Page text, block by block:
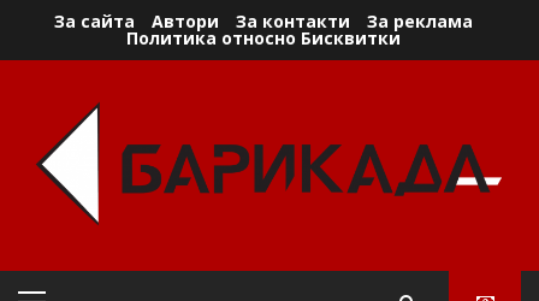
За сайта Автори За контакти За реклама
Политика относно Бисквитки